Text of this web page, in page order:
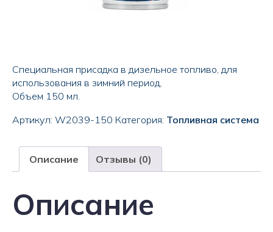
Специальная присадка в дизельное топливо, для
использования в зимний период.
Объем 150 мл.
Артикул: W2039-150 Категория: Топливная система
Описание Отзывы (0)
Описание